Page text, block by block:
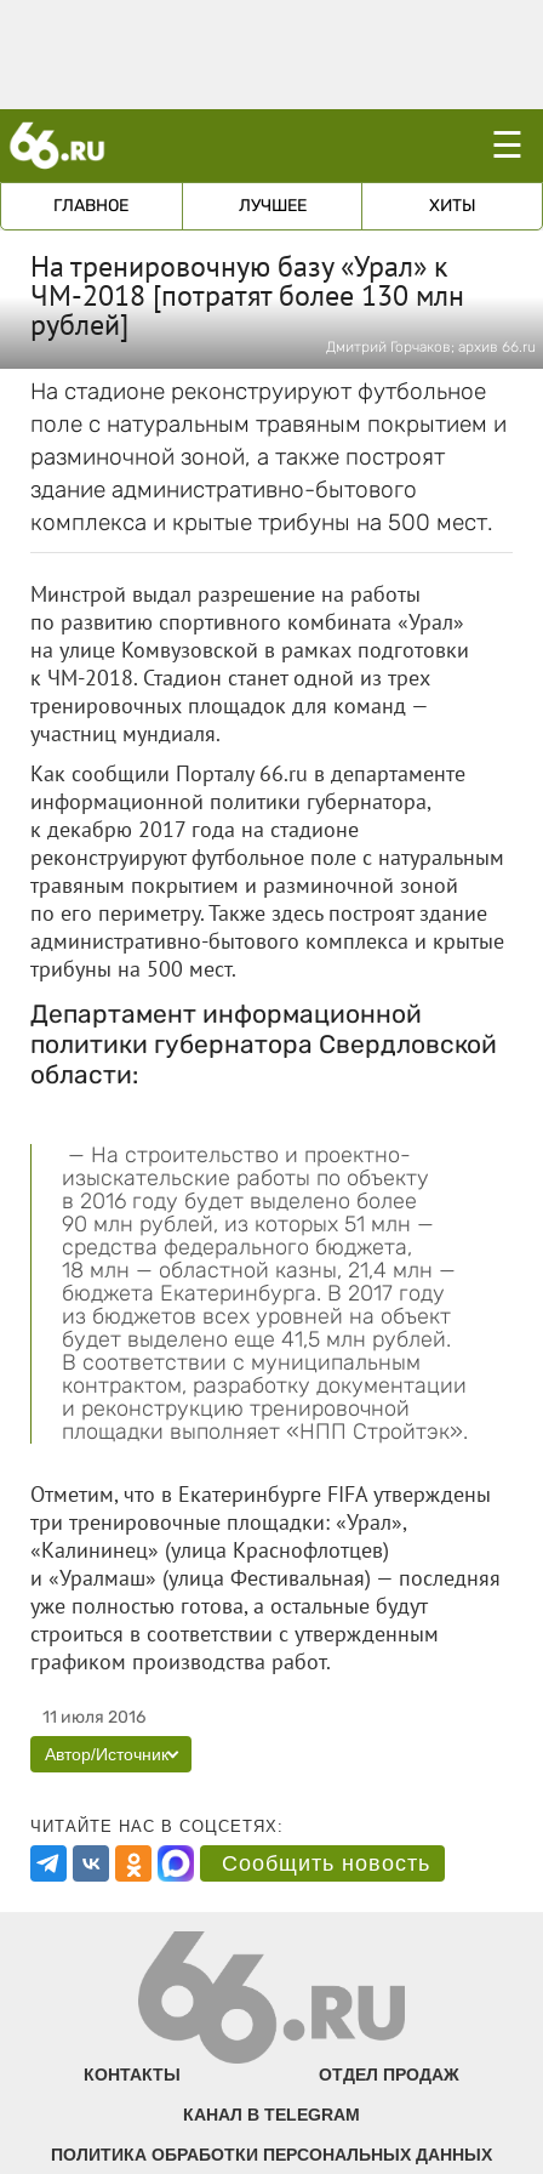
☰
ГЛАВНОЕ ЛУЧШЕЕ ХИТЫ
На тренировочную базу «Урал» к
ЧМ-2018 [потратят более 130 млн
рублей]
Дмитрий Горчаков; архив 66.ru
На стадионе реконструируют футбольное
поле с натуральным травяным покрытием и
разминочной зоной, а также построят
здание административно-бытового
комплекса и крытые трибуны на 500 мест.
Минстрой выдал разрешение на работы
по развитию спортивного комбината «Урал»
на улице Комвузовской в рамках подготовки
к ЧМ-2018. Стадион станет одной из трех
тренировочных площадок для команд —
участниц мундиаля.
Как сообщили Порталу 66.ru в департаменте
информационной политики губернатора,
к декабрю 2017 года на стадионе
реконструируют футбольное поле с натуральным
травяным покрытием и разминочной зоной
по его периметру. Также здесь построят здание
административно-бытового комплекса и крытые
трибуны на 500 мест.
Департамент информационной
политики губернатора Свердловской
области:
— На строительство и проектно-
изыскательские работы по объекту
в 2016 году будет выделено более
90 млн рублей, из которых 51 млн —
средства федерального бюджета,
18 млн — областной казны, 21,4 млн —
бюджета Екатеринбурга. В 2017 году
из бюджетов всех уровней на объект
будет выделено еще 41,5 млн рублей.
В соответствии с муниципальным
контрактом, разработку документации
и реконструкцию тренировочной
площадки выполняет «НПП Стройтэк».
Отметим, что в Екатеринбурге FIFA утверждены
три тренировочные площадки: «Урал»,
«Калининец» (улица Краснофлотцев)
и «Уралмаш» (улица Фестивальная) — последняя
уже полностью готова, а остальные будут
строиться в соответствии с утвержденным
графиком производства работ.
11 июля 2016
Автор/Источник
ЧИТАЙТЕ НАС В СОЦСЕТЯХ:
Сообщить новость
КОНТАКТЫ ОТДЕЛ ПРОДАЖ
КАНАЛ В TELEGRAM
ПОЛИТИКА ОБРАБОТКИ ПЕРСОНАЛЬНЫХ ДАННЫХ